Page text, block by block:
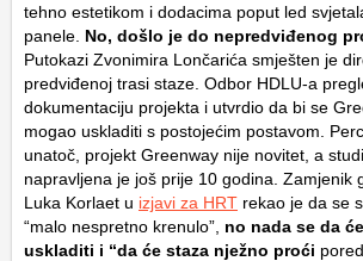
tehno estetikom i dodacima poput led
panele. No, došlo je do nepredviđenog
Putokazi Zvonimira Lončarića smješten je
predviđenoj trasi staze. Odbor HDLU-a
dokumentaciju projekta i utvrdio da bi se
mogao uskladiti s postojećim postavom.
unatoč, projekt Greenway nije novitet, a
napravljena je još prije 10 godina. Zamjenik
Luka Korlaet u izjavi za HRT rekao je da se
“malo nespretno krenulo”, no nada se da
uskladiti i “da će staza nježno proći